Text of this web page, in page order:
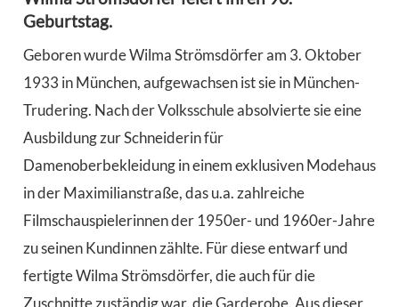
Geburtstag.
Geboren wurde Wilma Strömsdörfer am 3. Oktober
1933 in München, aufgewachsen ist sie in München-
Trudering. Nach der Volksschule absolvierte sie eine
Ausbildung zur Schneiderin für
Damenoberbekleidung in einem exklusiven Modehaus
in der Maximilianstraße, das u.a. zahlreiche
Filmschauspielerinnen der 1950er- und 1960er-Jahre
zu seinen Kundinnen zählte. Für diese entwarf und
fertigte Wilma Strömsdörfer, die auch für die
Zuschnitte zuständig war, die Garderobe. Aus dieser